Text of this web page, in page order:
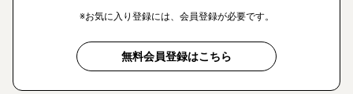
※お気に入り登録には、会員登録が必要です。
無料会員登録はこちら